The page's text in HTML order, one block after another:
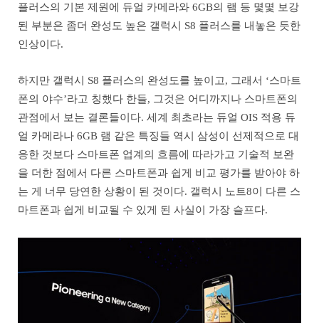
플러스의 기본 제원에 듀얼 카메라와 6GB의 램 등 몇몇 보강
된 부분은 좀더 완성도 높은 갤럭시 S8 플러스를 내놓은 듯한
인상이다.
하지만 갤럭시 S8 플러스의 완성도를 높이고, 그래서 ‘스마트
폰의 야수’라고 칭했다 한들, 그것은 어디까지나 스마트폰의
관점에서 보는 결론들이다. 세계 최초라는 듀얼 OIS 적용 듀
얼 카메라나 6GB 램 같은 특징들 역시 삼성이 선제적으로 대
응한 것보다 스마트폰 업계의 흐름에 따라가고 기술적 보완
을 더한 점에서 다른 스마트폰과 쉽게 비교 평가를 받아야 하
는 게 너무 당연한 상황이 된 것이다. 갤럭시 노트8이 다른 스
마트폰과 쉽게 비교될 수 있게 된 사실이 가장 슬프다.